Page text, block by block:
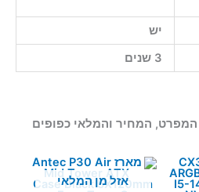
יש
3 שנים
המחיר והמלאי כפופים
אזל מן המלאי